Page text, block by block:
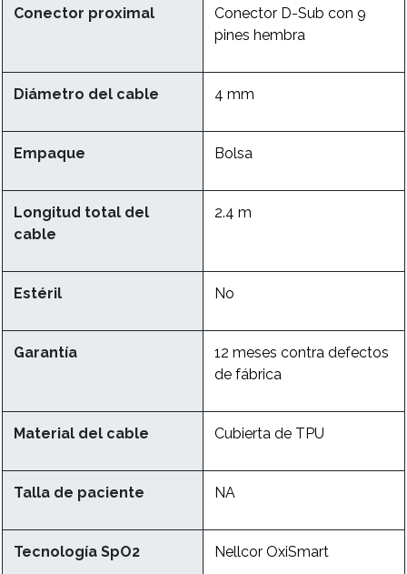
Conector proximal
Conector D-Sub con 9
pines hembra
Diámetro del cable 4 mm
Empaque Bolsa
Longitud total del
cable
2.4 m
Estéril No
Garantía
12 meses contra defectos
de fábrica
Material del cable Cubierta de TPU
Talla de paciente NA
Tecnología SpO2 Nellcor OxiSmart